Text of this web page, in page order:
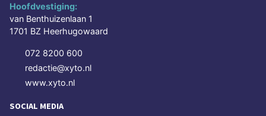
Hoofdvestiging:
van Benthuizenlaan 1
1701 BZ Heerhugowaard
072 8200 600
redactie@xyto.nl
www.xyto.nl
SOCIAL MEDIA